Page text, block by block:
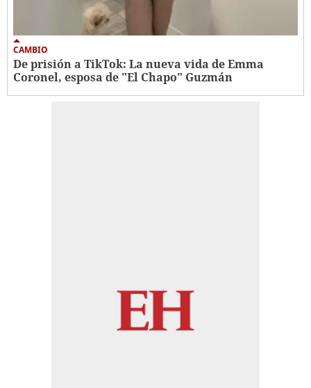
CAMBIO
De prisión a TikTok: La nueva vida de Emma
Coronel, esposa de "El Chapo" Guzmán